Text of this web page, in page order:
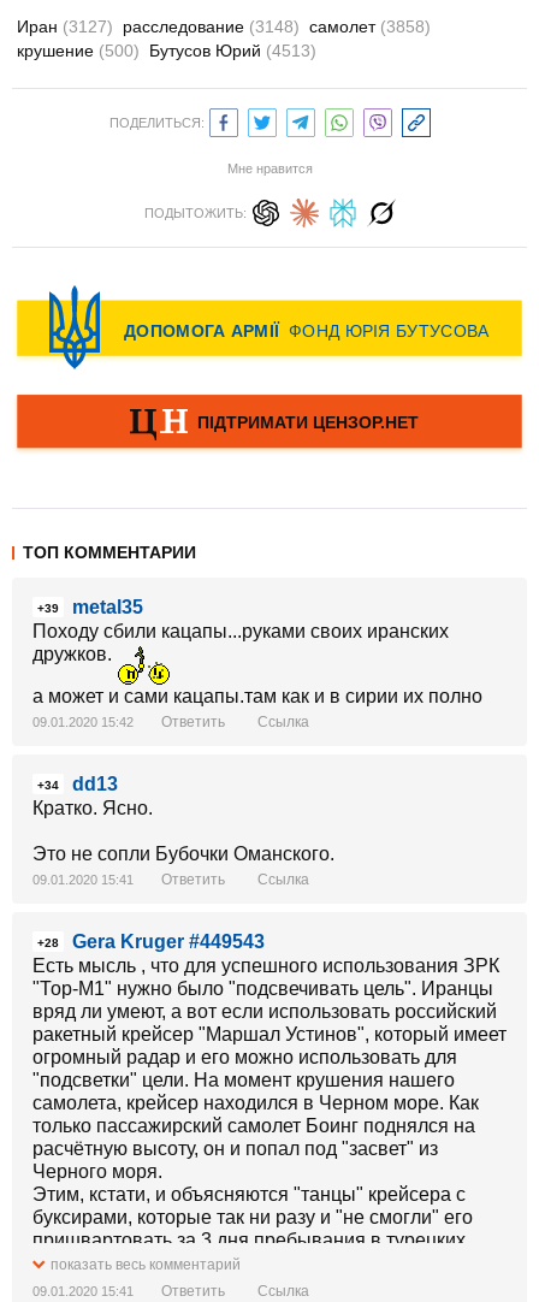
Иран (3127) расследование (3148) самолет (3858)
крушение (500) Бутусов Юрий (4513)
ПОДЕЛИТЬСЯ:
Мне нравится
ПОДЫТОЖИТЬ:
ТОП КОММЕНТАРИИ
+39
metal35
Походу сбили кацапы...руками своих иранских
дружков.
а может и сами кацапы.там как и в сирии их полно
09.01.2020 15:42 Ответить Ссылка
+34
dd13
Кратко. Ясно.
Это не сопли Бубочки Оманского.
09.01.2020 15:41 Ответить Ссылка
+28
Gera Kruger #449543
Есть мысль , что для успешного использования ЗРК
"Тор-М1" нужно было "подсвечивать цель". Иранцы
вряд ли умеют, а вот если использовать российский
ракетный крейсер "Маршал Устинов", который имеет
огромный радар и его можно использовать для
"подсветки" цели. На момент крушения нашего
самолета, крейсер находился в Черном море. Как
только пассажирский самолет Боинг поднялся на
расчётную высоту, он и попал под "засвет" из
Черного моря.
Этим, кстати, и объясняются "танцы" крейсера с
буксирами, которые так ни разу и "не смогли" его
пришвартовать за 3 дня пребывания в турецких
территориальных водах - так как футболист бьёт
штрафной, тоже просит 9 метров до стеночки,
показать весь комментарий
09.01.2020 15:41 Ответить Ссылка